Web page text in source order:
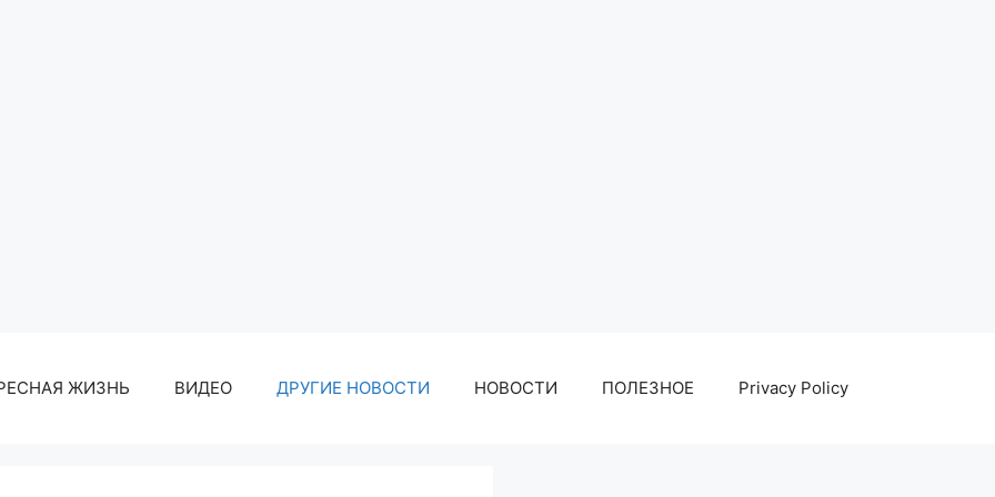
ЖИЗНЬ ВИДЕО ДРУГИЕ НОВОСТИ НОВОСТИ ПОЛЕЗНОЕ Privacy Policy